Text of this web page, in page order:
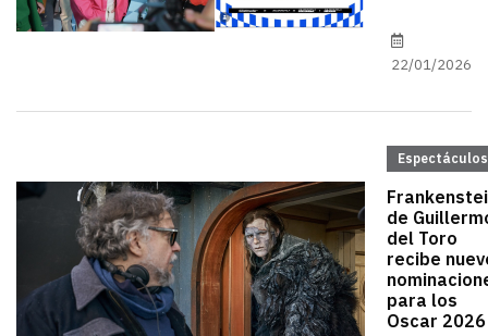
22/01/2026
Espectáculos
de
del Toro
recibe
para los
Oscar 2026